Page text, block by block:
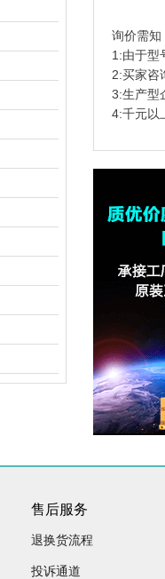
询价需知
1:由于型
2:买家咨
3:生产型
4:千元以
售后服务
退换货流程
投诉通道